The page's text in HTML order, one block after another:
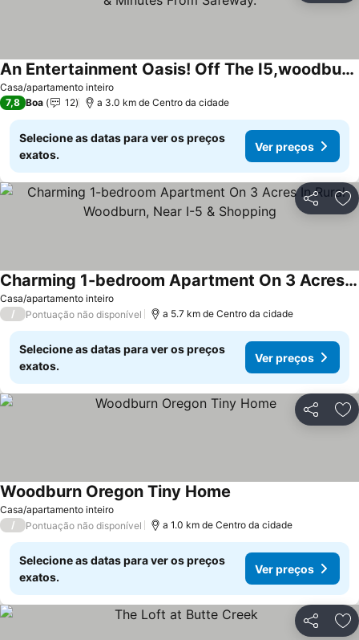
Casa/apartamento inteiro
An Entertainment Oasis! Off The I5,woodburn Outlet Mall & Minutes From Safeway.
Ver preços
7,8 Boa 12 a 3.0 km de Centro da cidade
Selecione as datas para ver os preços
exatos.
Ver preços
Partilhar
Casa/apartamento inteiro
Charming 1-bedroom Apartment On 3 Acres In Rural Woodburn, Near I-5 & Shopping
Ver preços
/ Pontuação não disponível a 5.7 km de Centro da cidade
Selecione as datas para ver os preços
exatos.
Ver preços
Partilhar
Casa/apartamento inteiro
Woodburn Oregon Tiny Home
/ Pontuação não disponível a 1.0 km de Centro da cidade
Selecione as datas para ver os preços
exatos.
Ver preços
Partilhar